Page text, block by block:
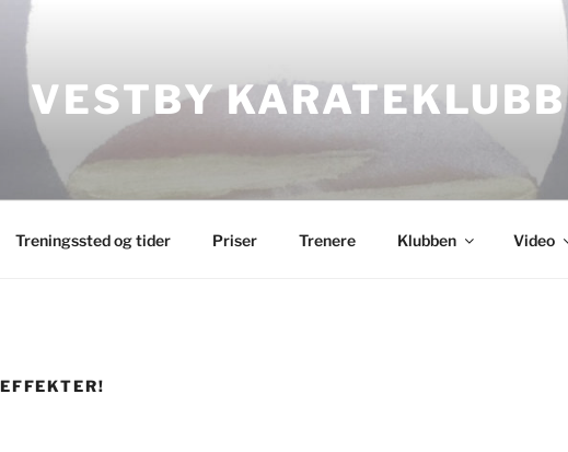
VESTBY KARATEKLUBB
Treningssted og tider Priser Trenere Klubben Video